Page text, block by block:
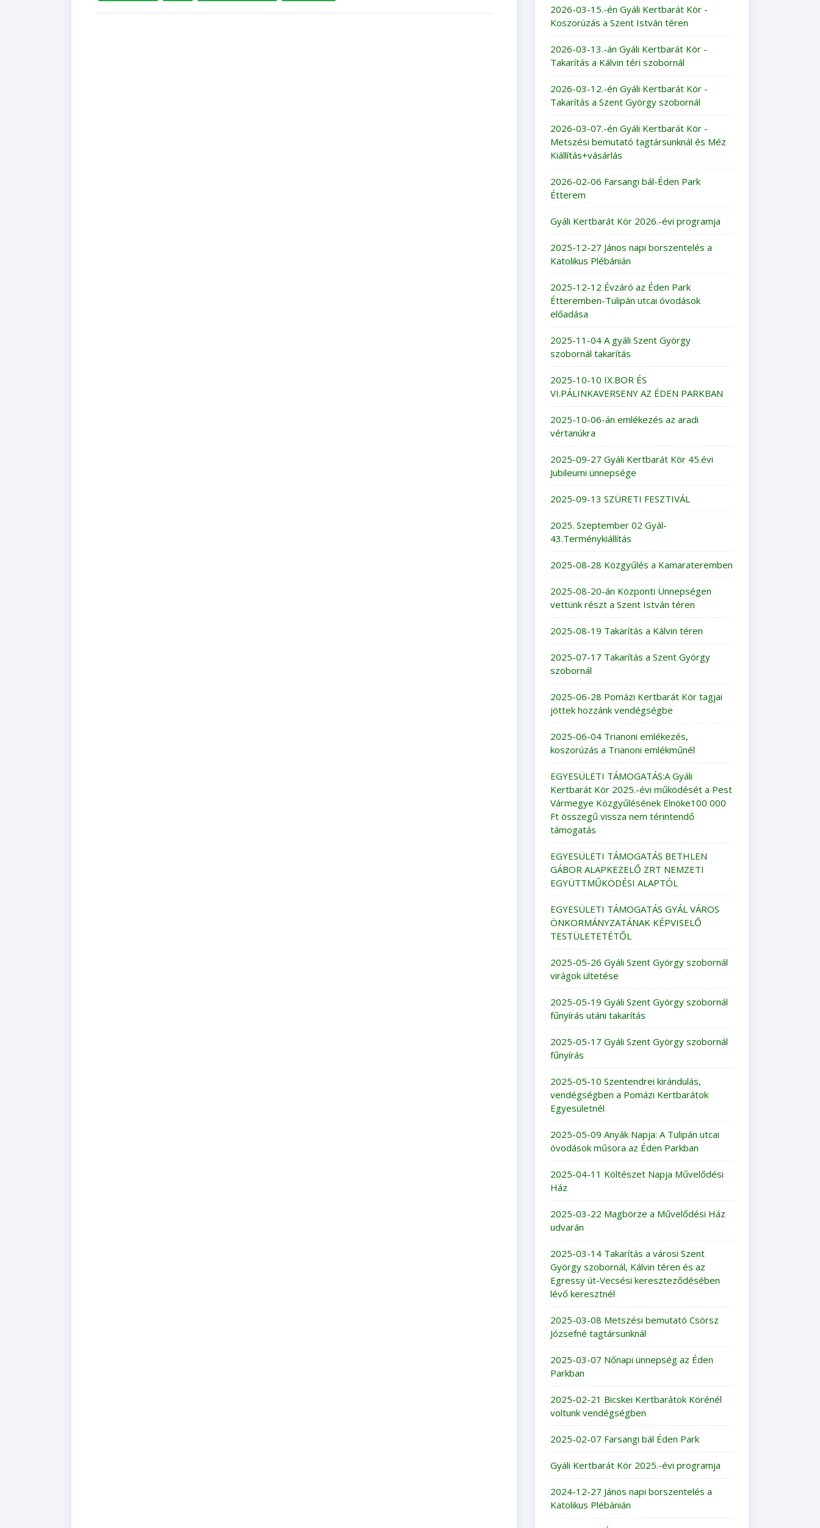
2026-03-15.-én Gyáli Kertbarát Kör -
Koszorúzás a Szent István téren
2026-03-13.-án Gyáli Kertbarát Kör -
Takarítás a Kálvin téri szobornál
2026-03-12.-én Gyáli Kertbarát Kör -
Takarítás a Szent György szobornál
2026-03-07.-én Gyáli Kertbarát Kör -
Metszési bemutató tagtársunknál és Méz
Kiállítás+vásárlás
2026-02-06 Farsangi bál-Éden Park
Étterem
Gyáli Kertbarát Kör 2026.-évi programja
2025-12-27 János napi borszentelés a
Katolikus Plébánián
2025-12-12 Évzáró az Éden Park
Étteremben-Tulipán utcai óvodások
előadása
2025-11-04 A gyáli Szent György
szobornál takarítás
2025-10-10 IX.BOR ÉS
VI.PÁLINKAVERSENY AZ ÉDEN PARKBAN
2025-10-06-án emlékezés az aradi
vértanúkra
2025-09-27 Gyáli Kertbarát Kör 45.évi
Jubileumi ünnepsége
2025-09-13 SZÜRETI FESZTIVÁL
2025. Szeptember 02 Gyál-
43.Terménykiállítás
2025-08-28 Közgyűlés a Kamarateremben
2025-08-20-án Központi Ünnepségen
vettünk részt a Szent István téren
2025-08-19 Takarítás a Kálvin téren
2025-07-17 Takarítás a Szent György
szobornál
2025-06-28 Pomázi Kertbarát Kör tagjai
jöttek hozzánk vendégségbe
2025-06-04 Trianoni emlékezés,
koszorúzás a Trianoni emlékműnél
EGYESÜLETI TÁMOGATÁS:A Gyáli
Kertbarát Kör 2025.-évi működését a Pest
Vármegye Közgyűlésének Elnöke100 000
Ft összegű vissza nem térintendő
támogatás
EGYESÜLETI TÁMOGATÁS BETHLEN
GÁBOR ALAPKEZELŐ ZRT NEMZETI
EGYÜTTMŰKÖDÉSI ALAPTÓL
EGYESÜLETI TÁMOGATÁS GYÁL VÁROS
ÖNKORMÁNYZATÁNAK KÉPVISELŐ
TESTÜLETETÉTŐL
2025-05-26 Gyáli Szent György szobornál
virágok ültetése
2025-05-19 Gyáli Szent György szobornál
fűnyírás utáni takarítás
2025-05-17 Gyáli Szent György szobornál
fűnyírás
2025-05-10 Szentendrei kirándulás,
vendégségben a Pomázi Kertbarátok
Egyesületnél
2025-05-09 Anyák Napja: A Tulipán utcai
óvodások műsora az Éden Parkban
2025-04-11 Költészet Napja Művelődési
Ház
2025-03-22 Magbörze a Művelődési Ház
udvarán
2025-03-14 Takarítás a városi Szent
György szobornál, Kálvin téren és az
Egressy út-Vecsési kereszteződésében
lévő keresztnél
2025-03-08 Metszési bemutató Csörsz
Józsefné tagtársunknál
2025-03-07 Nőnapi ünnepség az Éden
Parkban
2025-02-21 Bicskei Kertbarátok Körénél
voltunk vendégségben
2025-02-07 Farsangi bál Éden Park
Gyáli Kertbarát Kör 2025.-évi programja
2024-12-27 János napi borszentelés a
Katolikus Plébánián